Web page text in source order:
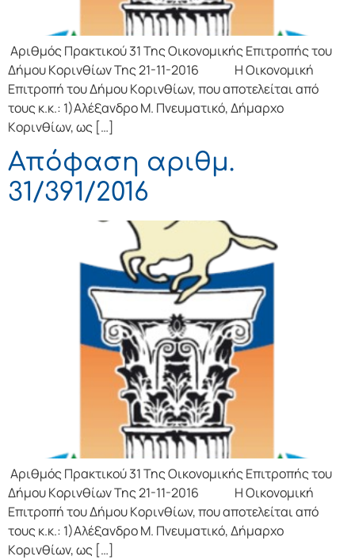
Αριθμός Πρακτικού 31 Της Οικονομικής Επιτρoπής τoυ
Δήμoυ Κoριvθίωv Της 21-11-2016 Η Οικονομική
Επιτρoπή τoυ Δήμoυ Κoριvθίωv, πoυ απoτελείται από
τoυς κ.κ.: 1)Αλέξανδρο Μ. Πνευματικό, Δήμαρχo
Κoριvθίωv, ως […]
Απόφαση αριθμ.
31/391/2016
Αριθμός Πρακτικού 31 Της Οικονομικής Επιτρoπής τoυ
Δήμoυ Κoριvθίωv Της 21-11-2016 Η Οικονομική
Επιτρoπή τoυ Δήμoυ Κoριvθίωv, πoυ απoτελείται από
τoυς κ.κ.: 1)Αλέξανδρο Μ. Πνευματικό, Δήμαρχo
Κoριvθίωv, ως […]